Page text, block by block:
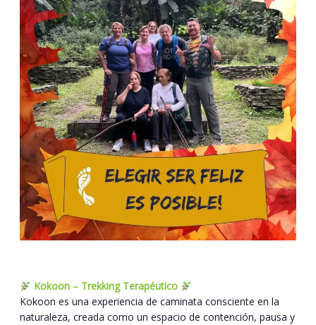
Kokoon – Trekking Terapéutico
Kokoon es una experiencia de caminata consciente en la
naturaleza, creada como un espacio de contención, pausa y